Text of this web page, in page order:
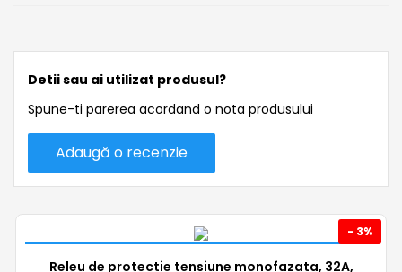
Detii sau ai utilizat produsul?
Spune-ti parerea acordand o nota produsului
Adaugă o recenzie
- 3%
Releu de protectie tensiune monofazata, 32A,